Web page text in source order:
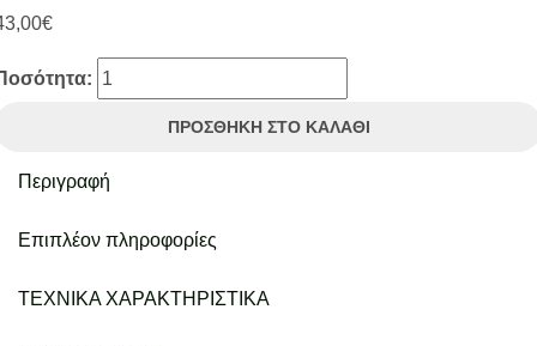
€
ΠΡΟΣΘΉΚΗ ΣΤΟ ΚΑΛΆΘΙ
Περιγραφή
Επιπλέον πληροφορίες
ΤΕΧΝΙΚΑ ΧΑΡΑΚΤΗΡΙΣΤΙΚΑ